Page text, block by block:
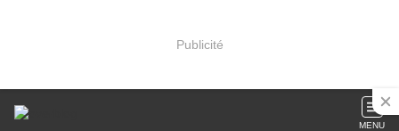
Publicité
MENU